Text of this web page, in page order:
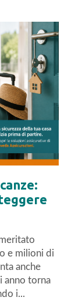
e milioni di
anche
anno torna
i...